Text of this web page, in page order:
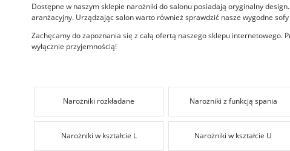
Dostępne w naszym sklepie narożniki do salonu posiadają oryginalny design.
aranżacyjny. Urządzając salon warto również sprawdzić nasze wygodne sofy
Zachęcamy do zapoznania się z całą ofertą naszego sklepu
wyłącznie przyjemnością!
Narożniki rozkładane Narożniki z funkcją spania
Narożniki w kształcie L Narożniki w kształcie U